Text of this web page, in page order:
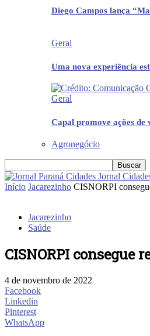
Diego Campos lança
Geral
Uma nova experiência
Geral
Capal promove ações de
Agronegócio
Jornal
Início Jacarezinho CISNORPI
Jacarezinho
Saúde
CISNORPI consegue
4 de novembro de 2022
Facebook
Linkedin
Pinterest
WhatsApp